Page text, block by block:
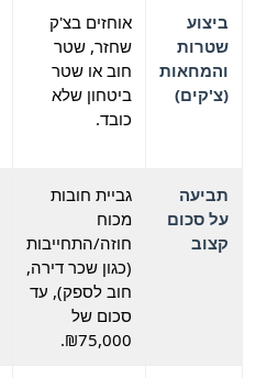
ביצוע
שטרות
והמחאות
(צ'קים)
אוחזים בצ'ק
שחזר, שטר
חוב או שטר
ביטחון שלא
כובד.
תביעה
על סכום
קצוב
גביית חובות
מכוח
חוזה/התחייבות
(כגון שכר דירה,
חוב לספק), עד
סכום של
₪75,000.